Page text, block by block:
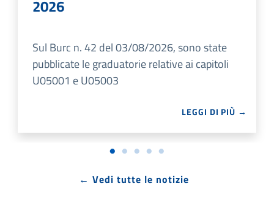
2026
Sul Burc n. 42 del 03/08/2026, sono state
pubblicate le graduatorie relative ai capitoli
U05001 e U05003
LEGGI DI PIÙ →
← Vedi tutte le notizie